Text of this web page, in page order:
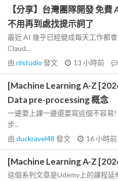
【分享】台灣團隊開發 免
不用再到處找提示詞了
最近 AI 幾乎已經變成每天工作都
Claud...
由 nlstudio 發文 13 小時前
[Machine Learning A-Z
Data pre-processing 概念
一邊要上課一邊還要寫這個不容易
步...
由 duckravel48 發文 16 小時前
[Machine Learning A-Z
這個系列文章是Udemy上的課程